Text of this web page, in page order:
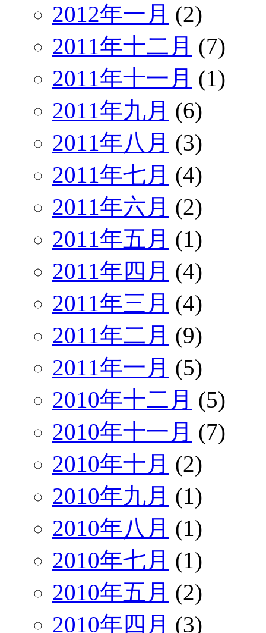
2012年一月 (2)
2011年十二月 (7)
2011年十一月 (1)
2011年九月 (6)
2011年八月 (3)
2011年七月 (4)
2011年六月 (2)
2011年五月 (1)
2011年四月 (4)
2011年三月 (4)
2011年二月 (9)
2011年一月 (5)
2010年十二月 (5)
2010年十一月 (7)
2010年十月 (2)
2010年九月 (1)
2010年八月 (1)
2010年七月 (1)
2010年五月 (2)
2010年四月 (3)